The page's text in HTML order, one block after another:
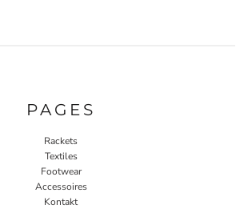
PAGES
Rackets
Textiles
Footwear
Accessoires
Kontakt